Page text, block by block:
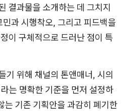
결과물을 소개하는 데 그치지
과 시행착오, 그리고 피드백을
이 구체적으로 드러난 점이 특
기 위해 채널의 톤앤매너, 시의
는 명확한 기준을 먼저 설정하
는 기존 기획안을 과감히 폐기한